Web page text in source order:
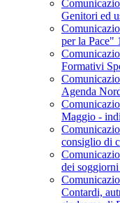
Genitori ed
per la Pace"
Formativi
Agenda
Maggio -
consiglio di
dei
Contardi,